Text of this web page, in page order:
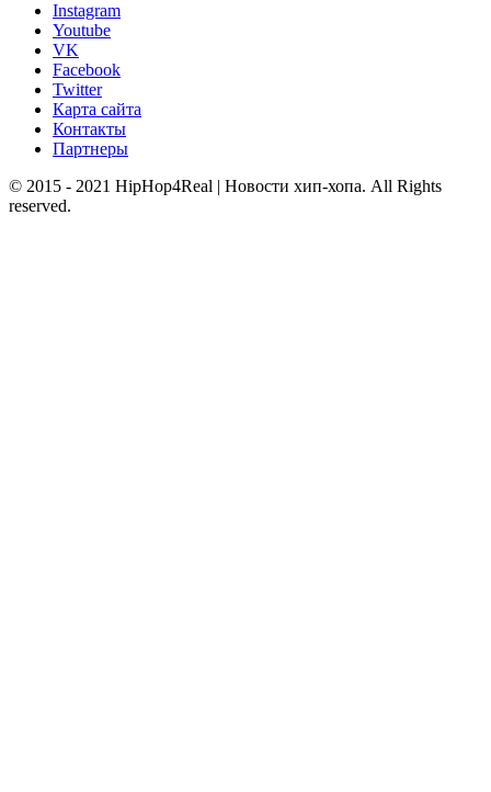
Instagram
Youtube
VK
Facebook
Twitter
Карта сайта
Контакты
Партнеры
© 2015 - 2021 HipHop4Real | Новости хип-хопа. All Rights
reserved.